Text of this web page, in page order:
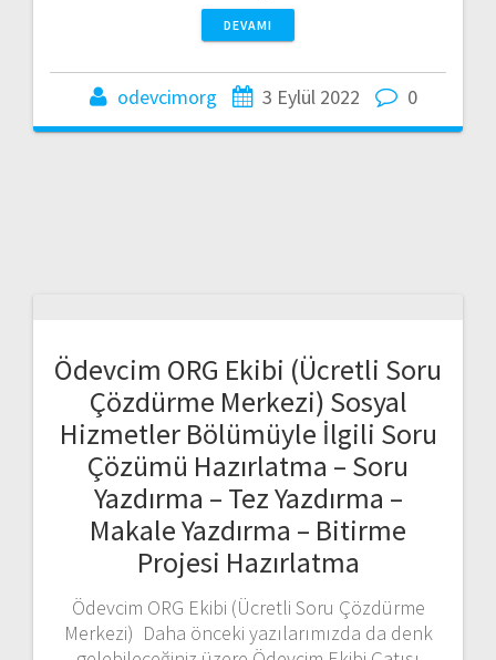
DEVAMI
odevcimorg 3 Eylül 2022 0
Ödevcim ORG Ekibi (Ücretli Soru
Çözdürme Merkezi) Sosyal
Hizmetler Bölümüyle İlgili Soru
Çözümü Hazırlatma – Soru
Yazdırma – Tez Yazdırma –
Makale Yazdırma – Bitirme
Projesi Hazırlatma
Ödevcim ORG Ekibi (Ücretli Soru Çözdürme
Merkezi) Daha önceki yazılarımızda da denk